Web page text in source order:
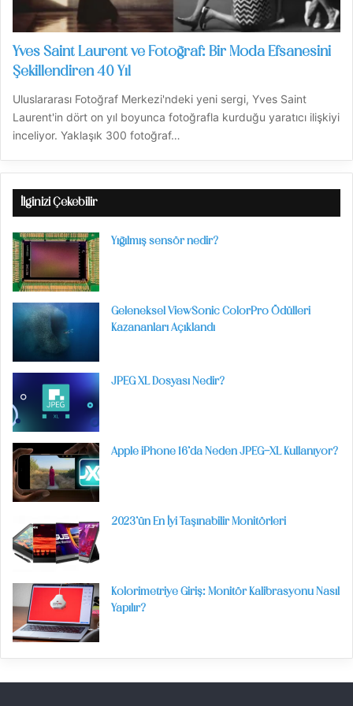
Yves Saint Laurent ve Fotoğraf: Bir Moda Efsanesini
Şekillendiren 40 Yıl
Uluslararası Fotoğraf Merkezi'ndeki yeni sergi, Yves Saint
Laurent'in dört on yıl boyunca fotoğrafla kurduğu yaratıcı ilişkiyi
inceliyor. Yaklaşık 300 fotoğraf…
İlginizi Çekebilir
Yığılmış sensör nedir?
Geleneksel ViewSonic ColorPro Ödülleri
Kazananları Açıklandı
JPEG XL Dosyası Nedir?
Apple iPhone 16’da Neden JPEG-XL Kullanıyor?
2023’ün En İyi Taşınabilir Monitörleri
Kolorimetriye Giriş: Monitör Kalibrasyonu Nasıl
Yapılır?